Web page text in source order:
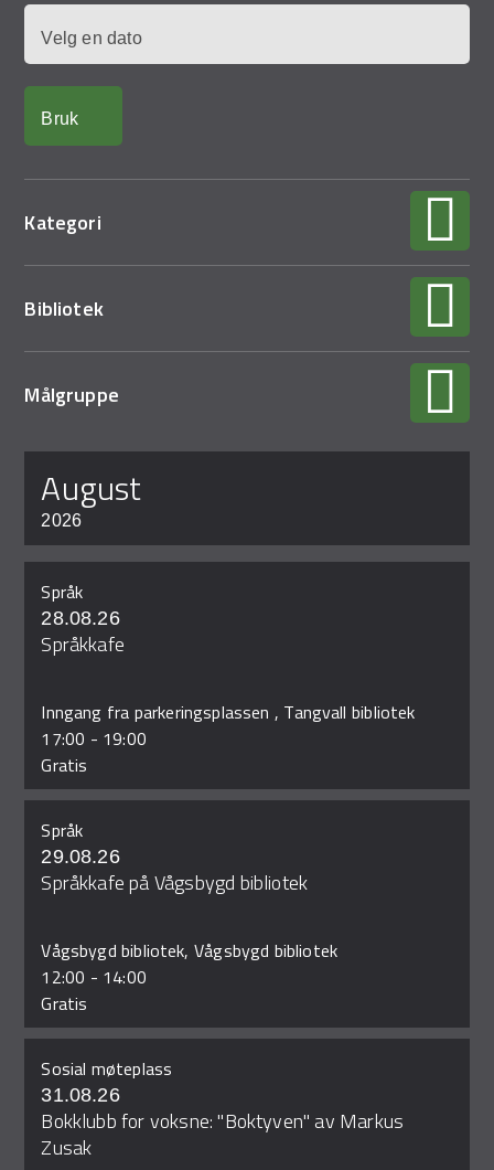
Kategori
Bibliotek
Målgruppe
august
2026
Språk
28.08.26
Språkkafe
Inngang fra parkeringsplassen , Tangvall bibliotek
17:00 - 19:00
Gratis
Språk
29.08.26
Språkkafe på Vågsbygd bibliotek
Vågsbygd bibliotek, Vågsbygd bibliotek
12:00 - 14:00
Gratis
Sosial møteplass
31.08.26
Bokklubb for voksne: "Boktyven" av Markus
Zusak